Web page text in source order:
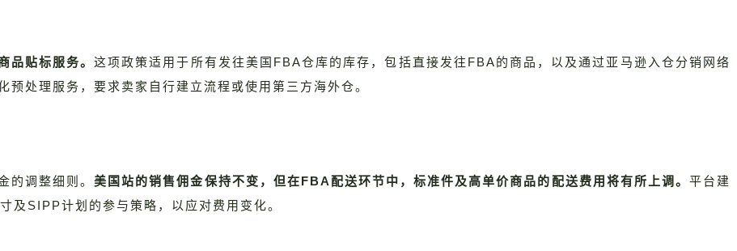
品贴标服务。这项政策适用于所有发往美国FBA仓库的库存，包括直接发往FBA的商品，以及通过亚马逊入仓分销网络
处理服务，要求卖家自行建立流程或使用第三方海外仓。
的调整细则。美国站的销售佣金保持不变，但在FBA配送环节中，标准件及高单价商品的配送费用将有所上调。 平台建
及SIPP计划的参与策略，以应对费用变化。